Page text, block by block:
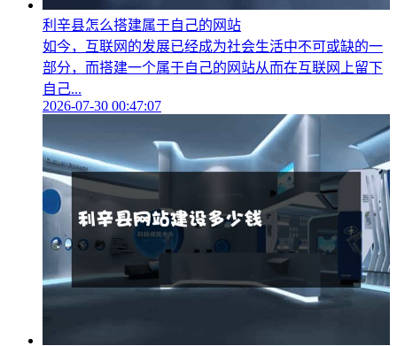
利辛县怎么搭建属于自己的网站
如今，互联网的发展已经成为社会生活中不可或缺的一
部分，而搭建一个属于自己的网站从而在互联网上留下
自己...
2026-07-30 00:47:07